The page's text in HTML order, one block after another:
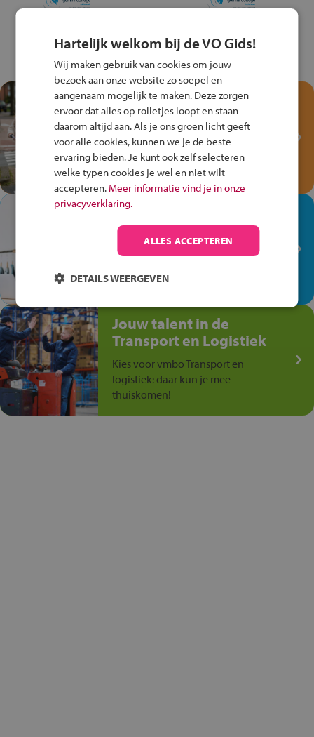
Test je kennis met het
Fiets Veilig
Verkeersspel!
Speel het Fiets Veilig Verkeersspel
en win een Cortina-fiets!
In de winkel ben je op je
plek!
Ontdek via het vmbo jouw talent
anders is!
Jouw talent in de
Transport en Logistiek
Kies voor vmbo Transport en
logistiek: daar kun je mee
thuiskomen!
Hartelijk welkom bij de VO Gids!
Wij maken gebruik van cookies om jouw
bezoek aan onze website zo soepel en
aangenaam mogelijk te maken. Deze zorgen
ervoor dat alles op rolletjes loopt en staan
daarom altijd aan. Als je ons groen licht geeft
voor alle cookies, kunnen we je de beste
ervaring bieden. Je kunt ook zelf selecteren
welke typen cookies je wel en niet wilt
accepteren. Meer informatie vind je in onze
privacyverklaring.
ALLES ACCEPTEREN
DETAILS WEERGEVEN